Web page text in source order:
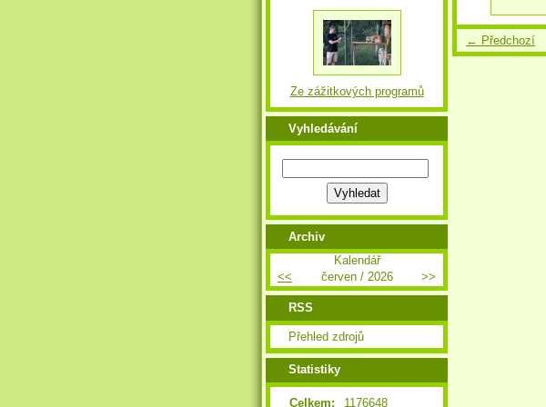
← Předchozí
Ze zážitkových programů
Vyhledávání
Archiv
Kalendář
<<
červen / 2026 >>
RSS
Přehled zdrojů
Statistiky
Celkem: 1176648